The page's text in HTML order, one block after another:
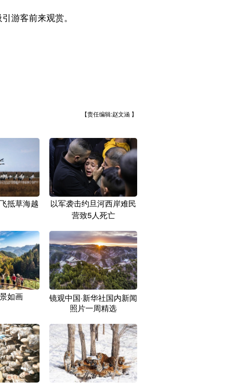
游客前来观赏。
【责任编辑:赵文涵 】
抵草海越
以军袭击约旦河西岸难民
营致5人死亡
如画
镜观中国·新华社国内新闻
照片一周精选